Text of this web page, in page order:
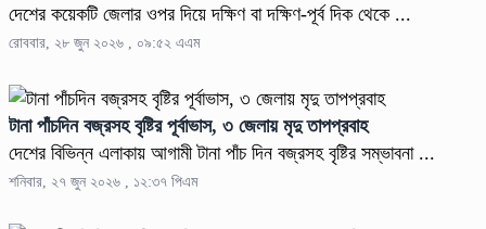
দেশের কয়েকটি জেলার ওপর দিয়ে দক্ষিণ বা দক্ষিণ-পূর্ব দিক থেকে ...
রোববার, ২৮ জুন ২০২৬ , ০৯:৫২ এএম
টানা পাঁচদিন বজ্রসহ বৃষ্টির পূর্বাভাস, ৩ জেলায় মৃদু তাপপ্রবাহ
দেশের বিভিন্ন এলাকায় আগামী টানা পাঁচ দিন বজ্রসহ বৃষ্টির সম্ভাবনা ...
শনিবার, ২৭ জুন ২০২৬ , ১২:৩৭ পিএম